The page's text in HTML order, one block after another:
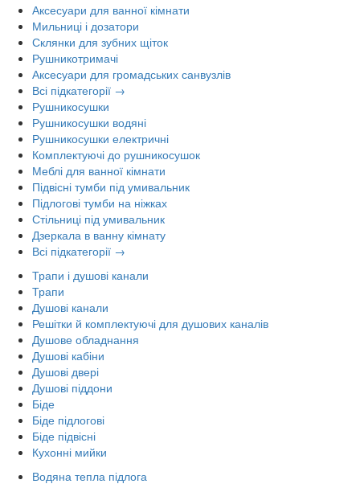
Аксесуари для ванної кімнати
Мильниці і дозатори
Склянки для зубних щіток
Рушникотримачі
Аксесуари для громадських санвузлів
Всі підкатегорії →
Рушникосушки
Рушникосушки водяні
Рушникосушки електричні
Комплектуючі до рушникосушок
Меблі для ванної кімнати
Підвісні тумби під умивальник
Підлогові тумби на ніжках
Стільниці під умивальник
Дзеркала в ванну кімнату
Всі підкатегорії →
Трапи і душові канали
Трапи
Душові канали
Решітки й комплектуючі для душових каналів
Душове обладнання
Душові кабіни
Душові двері
Душові піддони
Біде
Біде підлогові
Біде підвісні
Кухонні мийки
Водяна тепла підлога